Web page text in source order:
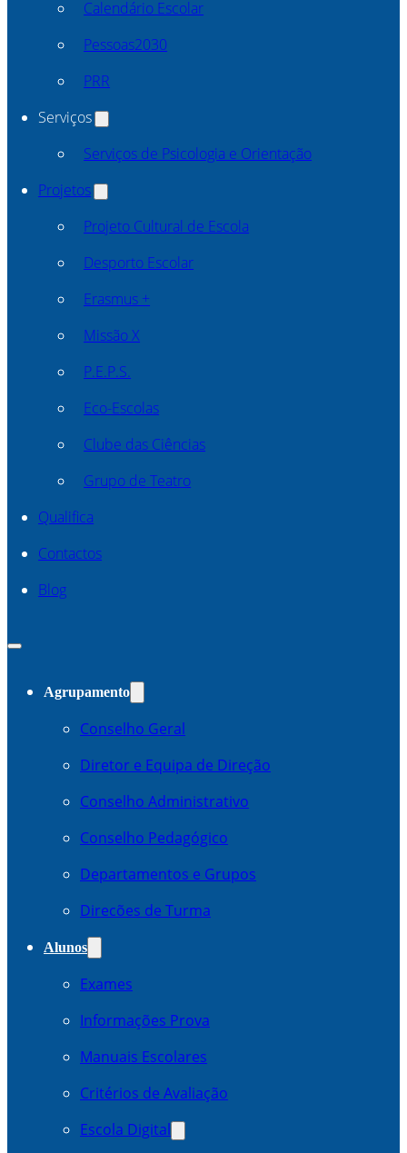
Calendário Escolar
Pessoas2030
PRR
Serviços
Serviços de Psicologia e Orientação
Projetos
Projeto Cultural de Escola
Desporto Escolar
Erasmus +
Missão X
P.E.P.S.
Eco-Escolas
Clube das Ciências
Grupo de Teatro
Qualifica
Contactos
Blog
Agrupamento
Conselho Geral
Diretor e Equipa de Direção
Conselho Administrativo
Conselho Pedagógico
Departamentos e Grupos
Direcões de Turma
Alunos
Exames
Informações Prova
Manuais Escolares
Critérios de Avaliação
Escola Digital